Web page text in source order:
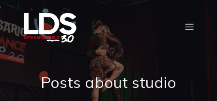
Posts about studio